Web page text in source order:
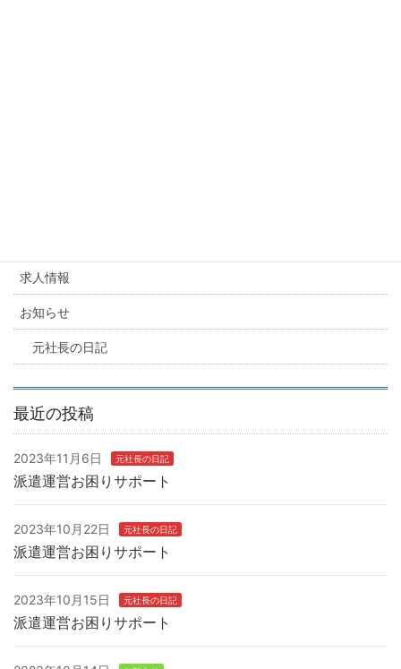
求人情報
お知らせ
元社長の日記
最近の投稿
2023年11月6日 元社長の日記
派遣運営お困りサポート
2023年10月22日 元社長の日記
派遣運営お困りサポート
2023年10月15日 元社長の日記
派遣運営お困りサポート